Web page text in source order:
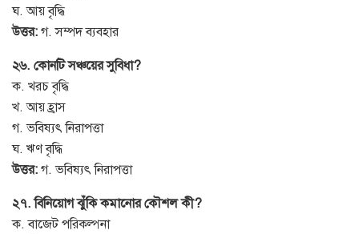
ঘ. আয় বৃদ্ধি
উত্তর: গ. সম্পদ ব্যবহার
২৬. কোনটি সঞ্চয়ের সুবিধা?
ক. খরচ বৃদ্ধি
খ. আয় হ্রাস
গ. ভবিষ্যৎ নিরাপত্তা
ঘ. ঋণ বৃদ্ধি
উত্তর: গ. ভবিষ্যৎ নিরাপত্তা
২৭. বিনিয়োগ ঝুঁকি কমানোর কৌশল কী?
ক. বাজেট পরিকল্পনা